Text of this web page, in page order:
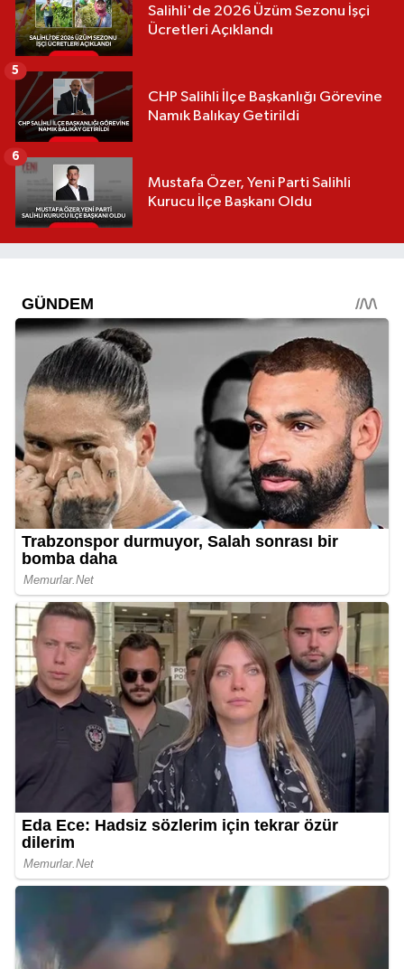
Salihli'de 2026 Üzüm Sezonu İşçi
Ücretleri Açıklandı
CHP Salihli İlçe Başkanlığı Görevine
Namık Balıkay Getirildi
5
Mustafa Özer, Yeni Parti Salihli
Kurucu İlçe Başkanı Oldu
6